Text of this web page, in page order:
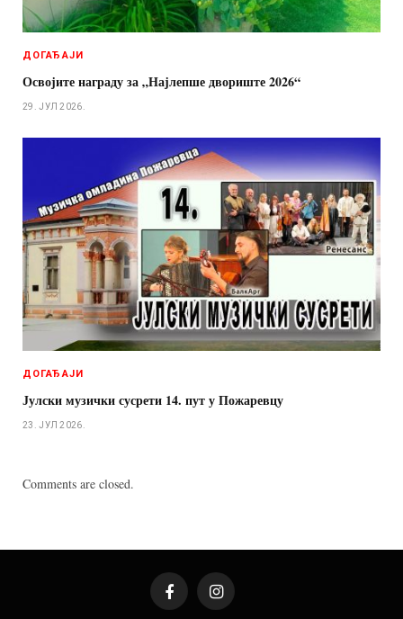
ДОГАЂАЈИ
Освојите награду за „Најлепше двориште 2026“
29. ЈУЛ 2026.
ДОГАЂАЈИ
Јулски музички сусрети 14. пут у Пожаревцу
23. ЈУЛ 2026.
Comments are closed.
FacebookInstagram